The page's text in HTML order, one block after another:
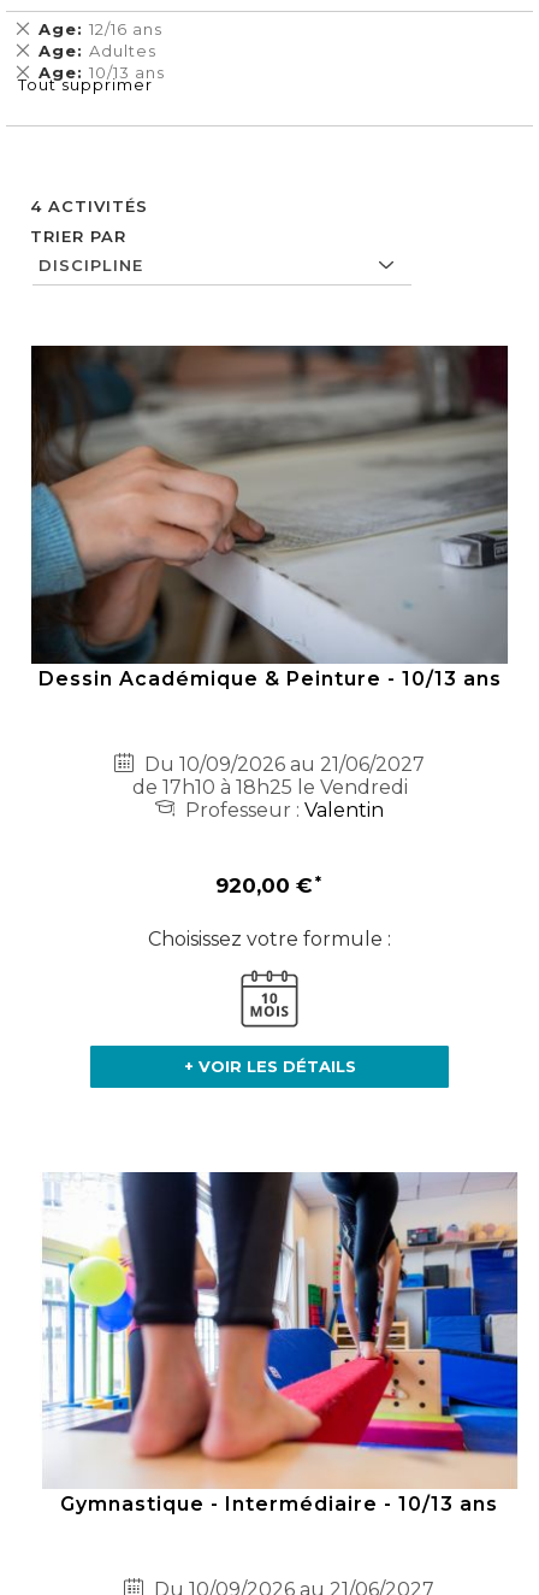
4 ACTIVITÉS
TRIER PAR
Dessin Académique & Peinture - 10/13 ans
Du 10/09/2026 au 21/06/2027
de 17h10 à 18h25 le Vendredi
Professeur : Valentin
920,00 €
Choisissez votre formule :
+ VOIR LES DÉTAILS
Gymnastique - Intermédiaire - 10/13 ans
Du 10/09/2026 au 21/06/2027
Age 12/16 ans
Supprimer
cet
Élément
Age Adultes
Supprimer
cet
Élément
Age 10/13 ans
Supprimer
cet
Tout supprimer